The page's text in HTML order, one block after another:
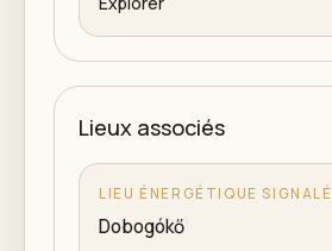
Lieux associés
LIEU ÉNERGÉTIQUE SIGNALÉ
Dobogókő